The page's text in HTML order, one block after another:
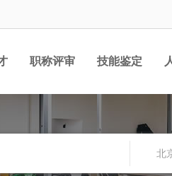
职称评审 技能鉴定
北